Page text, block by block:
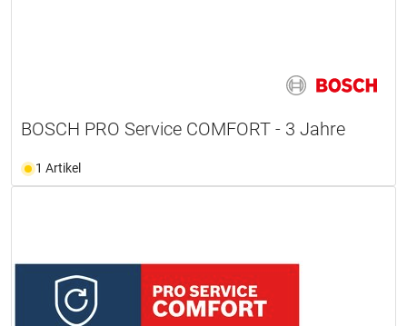
BOSCH PRO Service COMFORT - 3 Jahre
1 Artikel